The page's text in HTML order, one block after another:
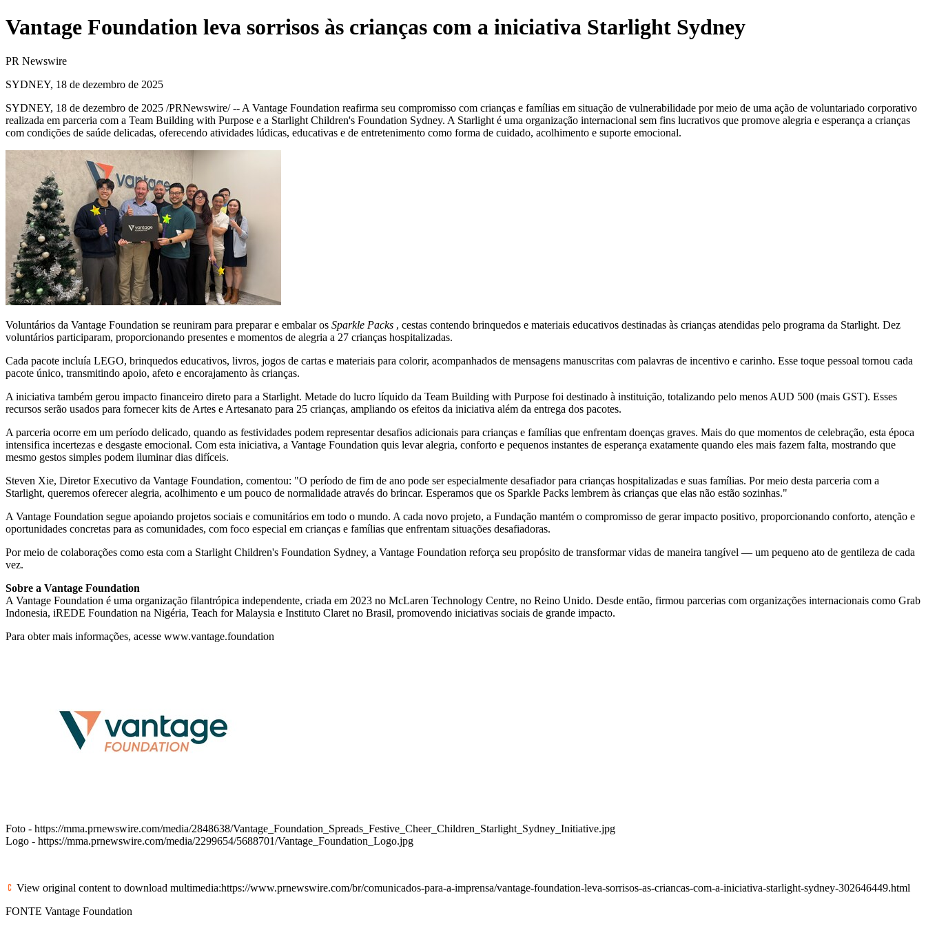
Vantage Foundation leva sorrisos às crianças com a iniciativa Starlight Sydney
PR Newswire
SYDNEY, 18 de dezembro de 2025
SYDNEY, 18 de dezembro de 2025 /PRNewswire/ -- A Vantage Foundation reafirma seu compromisso com crianças e famílias em situação de vulnerabilidade por meio de uma ação de voluntariado corporativo
realizada em parceria com a Team Building with Purpose e a Starlight Children's Foundation Sydney. A Starlight é uma organização internacional sem fins lucrativos que promove alegria e esperança a crianças
com condições de saúde delicadas, oferecendo atividades lúdicas, educativas e de entretenimento como forma de cuidado, acolhimento e suporte emocional.
Voluntários da Vantage Foundation se reuniram para preparar e embalar os Sparkle Packs , cestas contendo brinquedos e materiais educativos destinadas às crianças atendidas pelo programa da Starlight. Dez
voluntários participaram, proporcionando presentes e momentos de alegria a 27 crianças hospitalizadas.
Cada pacote incluía LEGO, brinquedos educativos, livros, jogos de cartas e materiais para colorir, acompanhados de mensagens manuscritas com palavras de incentivo e carinho. Esse toque pessoal tornou cada
pacote único, transmitindo apoio, afeto e encorajamento às crianças.
A iniciativa também gerou impacto financeiro direto para a Starlight. Metade do lucro líquido da Team Building with Purpose foi destinado à instituição, totalizando pelo menos AUD 500 (mais GST). Esses
recursos serão usados para fornecer kits de Artes e Artesanato para 25 crianças, ampliando os efeitos da iniciativa além da entrega dos pacotes.
A parceria ocorre em um período delicado, quando as festividades podem representar desafios adicionais para crianças e famílias que enfrentam doenças graves. Mais do que momentos de celebração, esta época
intensifica incertezas e desgaste emocional. Com esta iniciativa, a Vantage Foundation quis levar alegria, conforto e pequenos instantes de esperança exatamente quando eles mais fazem falta, mostrando que
mesmo gestos simples podem iluminar dias difíceis.
Steven Xie, Diretor Executivo da Vantage Foundation, comentou: "O período de fim de ano pode ser especialmente desafiador para crianças hospitalizadas e suas famílias. Por meio desta parceria com a
Starlight, queremos oferecer alegria, acolhimento e um pouco de normalidade através do brincar. Esperamos que os Sparkle Packs lembrem às crianças que elas não estão sozinhas."
A Vantage Foundation segue apoiando projetos sociais e comunitários em todo o mundo. A cada novo projeto, a Fundação mantém o compromisso de gerar impacto positivo, proporcionando conforto, atenção e
oportunidades concretas para as comunidades, com foco especial em crianças e famílias que enfrentam situações desafiadoras.
Por meio de colaborações como esta com a Starlight Children's Foundation Sydney, a Vantage Foundation reforça seu propósito de transformar vidas de maneira tangível — um pequeno ato de gentileza de cada
vez.
Sobre a Vantage Foundation
A Vantage Foundation é uma organização filantrópica independente, criada em 2023 no McLaren Technology Centre, no Reino Unido. Desde então, firmou parcerias com organizações internacionais como Grab
Indonesia, iREDE Foundation na Nigéria, Teach forMalaysia e Instituto Claret no Brasil, promovendo iniciativas sociais de grande impacto.
Para obter mais informações, acesse www.vantage.foundation
Foto - https://mma.prnewswire.com/media/2848638/Vantage_Foundation_Spreads_Festive_Cheer_Children_Starlight_Sydney_Initiative.jpg
Logo - https://mma.prnewswire.com/media/2299654/5688701/Vantage_Foundation_Logo.jpg
View original content to download multimedia:https://www.prnewswire.com/br/comunicados-para-a-imprensa/vantage-foundation-leva-sorrisos-as-criancas-com-a-iniciativa-starlight-sydney-302646449.html
FONTE Vantage Foundation